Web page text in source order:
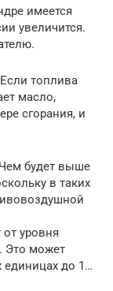
имеется
увеличится.
топлива
масло,
сгорания, и
будет выше
в таких
уровня
Это может
единицах до 1…